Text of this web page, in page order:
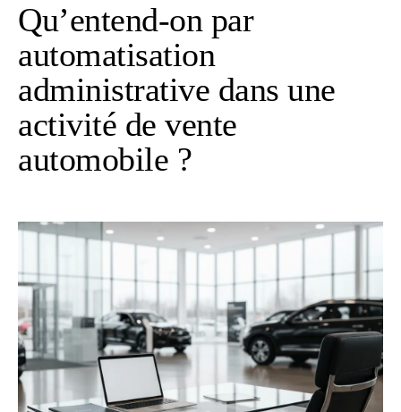
Qu’entend-on par
automatisation
administrative dans une
activité de vente
automobile ?